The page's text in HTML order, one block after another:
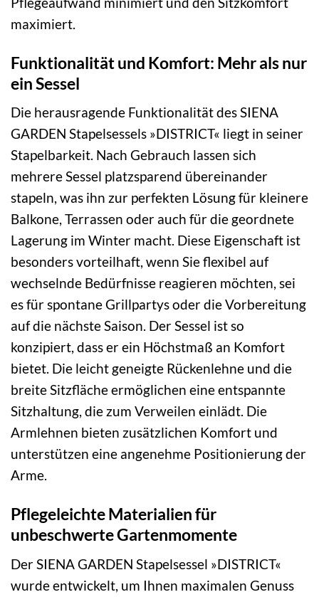
maximiert.
Funktionalität und Komfort: Mehr als nur
ein Sessel
Die herausragende Funktionalität des SIENA
GARDEN Stapelsessels »DISTRICT« liegt in seiner
Stapelbarkeit. Nach Gebrauch lassen sich
mehrere Sessel platzsparend übereinander
stapeln, was ihn zur perfekten Lösung für kleinere
Balkone, Terrassen oder auch für die geordnete
Lagerung im Winter macht. Diese Eigenschaft ist
besonders vorteilhaft, wenn Sie flexibel auf
wechselnde Bedürfnisse reagieren möchten, sei
es für spontane Grillpartys oder die Vorbereitung
auf die nächste Saison. Der Sessel ist so
konzipiert, dass er ein Höchstmaß an Komfort
bietet. Die leicht geneigte Rückenlehne und die
breite Sitzfläche ermöglichen eine entspannte
Sitzhaltung, die zum Verweilen einlädt. Die
Armlehnen bieten zusätzlichen Komfort und
unterstützen eine angenehme Positionierung der
Arme.
Pflegeleichte Materialien für
unbeschwerte Gartenmomente
Der SIENA GARDEN Stapelsessel »DISTRICT«
wurde entwickelt, um Ihnen maximalen Genuss